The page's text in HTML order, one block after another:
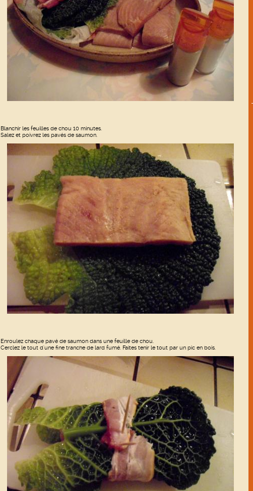
Blanchir les feuilles de chou 10 minutes.
Salez et poivrez les pavés de saumon.
Enroulez chaque pavé de saumon dans une feuille de chou.
Cerclez le tout d'une fine tranche de lard fumé. Faites tenir le tout par un pic en bois.